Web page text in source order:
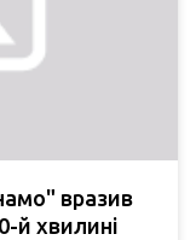
вразив
й хвилині